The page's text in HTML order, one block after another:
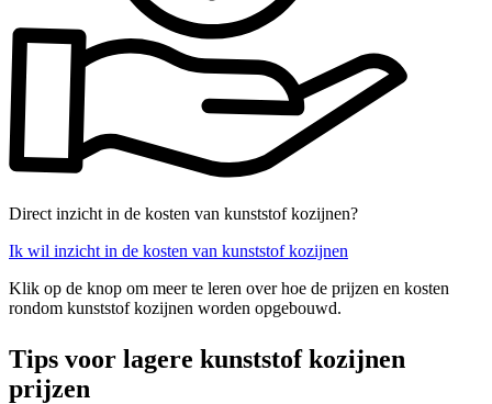
Direct inzicht in de kosten van kunststof kozijnen?
Ik wil inzicht in de kosten van kunststof kozijnen
Klik op de knop om meer te leren over hoe de prijzen en kosten
rondom kunststof kozijnen worden opgebouwd.
Tips voor lagere kunststof kozijnen
prijzen